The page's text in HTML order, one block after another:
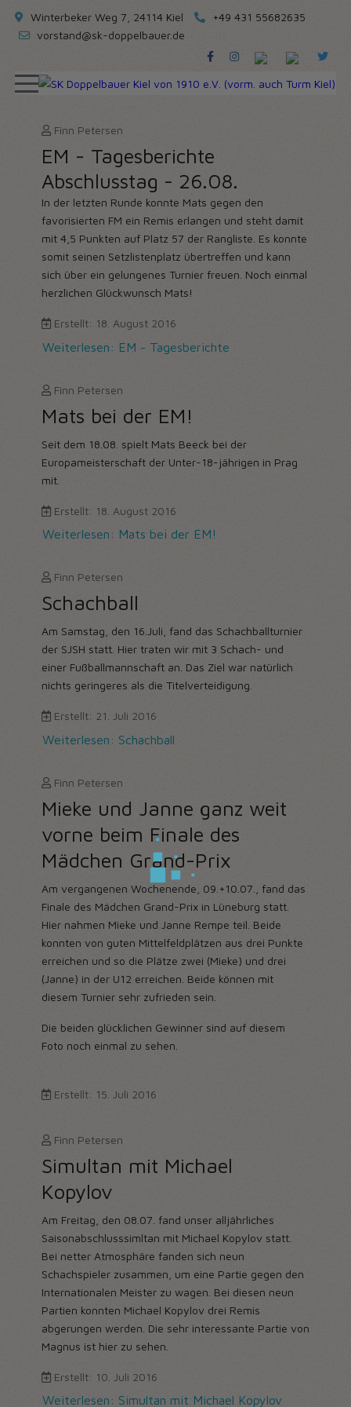
Winterbeker Weg 7, 24114 Kiel
+49 431 55682635
vorstand@sk-doppelbauer.de
Finn Petersen
EM - Tagesberichte
Abschlusstag - 26.08.
In der letzten Runde konnte Mats gegen den
favorisierten FM ein Remis erlangen und steht damit
mit 4,5 Punkten auf Platz 57 der Rangliste. Es konnte
somit seinen Setzlistenplatz übertreffen und kann
sich über ein gelungenes Turnier freuen. Noch einmal
herzlichen Glückwunsch Mats!
Erstellt: 18. August 2016
Weiterlesen: EM - Tagesberichte
Finn Petersen
Mats bei der EM!
Seit dem 18.08. spielt Mats Beeck bei der
Europameisterschaft der Unter-18-jährigen in Prag
mit.
Erstellt: 18. August 2016
Weiterlesen: Mats bei der EM!
Finn Petersen
Schachball
Am Samstag, den 16.Juli, fand das Schachballturnier
der SJSH statt. Hier traten wir mit 3 Schach- und
einer Fußballmannschaft an. Das Ziel war natürlich
nichts geringeres als die Titelverteidigung.
Erstellt: 21. Juli 2016
Weiterlesen: Schachball
Finn Petersen
Mieke und Janne ganz weit
vorne beim Finale des
Mädchen Grand-Prix
Am vergangenen Wochenende, 09.+10.07., fand das
Finale des Mädchen Grand-Prix in Lüneburg statt.
Hier nahmen Mieke und Janne Rempe teil. Beide
konnten von guten Mittelfeldplätzen aus drei Punkte
erreichen und so die Plätze zwei (Mieke) und drei
(Janne) in der U12 erreichen. Beide können mit
diesem Turnier sehr zufrieden sein.
Die beiden glücklichen Gewinner sind auf diesem
Foto noch einmal zu sehen.
Erstellt: 15. Juli 2016
Finn Petersen
Simultan mit Michael
Kopylov
Am Freitag, den 08.07. fand unser alljährliches
Saisonabschlusssimltan mit Michael Kopylov statt.
Bei netter Atmosphäre fanden sich neun
Schachspieler zusammen, um eine Partie gegen den
Internationalen Meister zu wagen. Bei diesen neun
Partien konnten Michael Kopylov drei Remis
abgerungen werden. Die sehr interessante Partie von
Magnus ist hier zu sehen.
Erstellt: 10. Juli 2016
Weiterlesen: Simultan mit Michael Kopylov